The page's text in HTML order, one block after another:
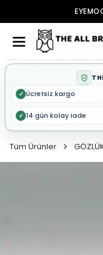
✓ Ücretsiz kargo
✓ 14 gün kolay iade
Tüm Ürünler